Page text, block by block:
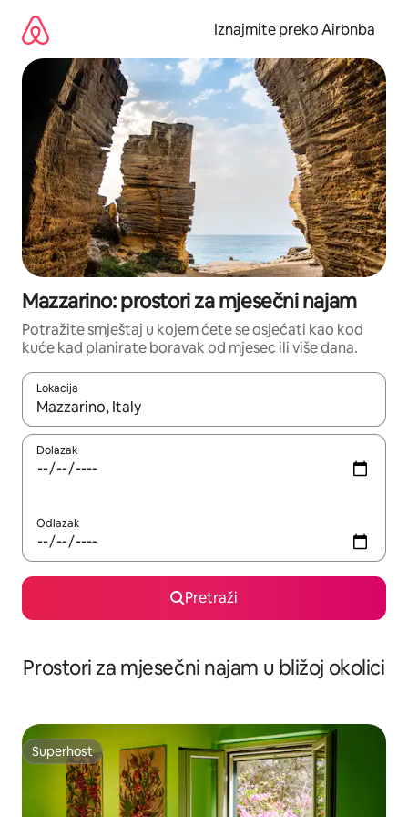
sadržaj
Iznajmite preko Airbnba
Mazzarino: prostori za mjesečni najam
Potražite smještaj u kojem ćete se osjećati kao kod
kuće kad planirate boravak od mjesec ili više dana.
Lokacija
Kada budu dostupni rezultati, moći ćete ih pregledati
Dolazak
Odlazak
Pretraži
Prostori za mjesečni najam u bližoj okolici
Superhost
Superhost